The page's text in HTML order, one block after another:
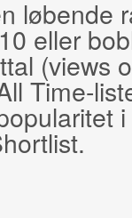
løbende
eller
(views
Time-